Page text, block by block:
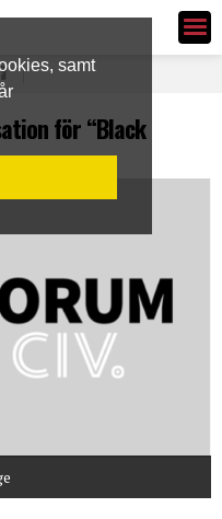
samt
för “Black